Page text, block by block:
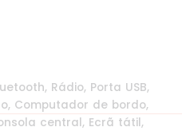
Rádio, Porta USB,
Computador de bordo,
central, Ecrã tátil,